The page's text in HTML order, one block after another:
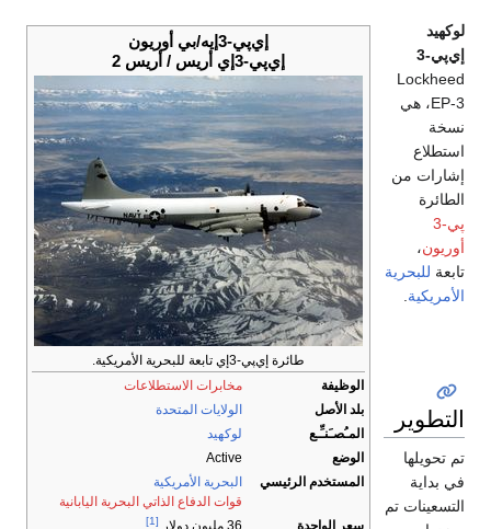
إي‌پي-3إيه/بي أوريون
إي‌پي-3إي أريس / أريس 2
طائرة إي‌پي-3إي تابعة للبحرية الأمريكية.
الوظيفة
مخابرات الاستطلاعات
بلد الأصل
الولايات المتحدة
المـُصـَنـِّـع
لوكهيد
الوضع
Active
المستخدم الرئيسي
البحرية الأمريكية
قوات الدفاع الذاتي البحرية اليابانية
[1]
لوكهيد
إي‌پي-3
Lockheed
EP-3، هي
نسخة
استطلاع
إشارات من
الطائرة
پي-3
أوريون،
تابعة للبحرية
الأمريكية
التطوير
تم تحويلها
في بداية
التسعينات تم